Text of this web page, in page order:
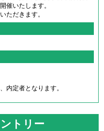
催いたします。
ただきます。
内定者となります。
トリー